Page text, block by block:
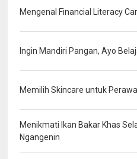
Mengenal Financial Literacy
Ingin Mandiri Pangan, Ayo
Memilih Skincare untuk
Menikmati Ikan Bakar Khas
Ngangenin